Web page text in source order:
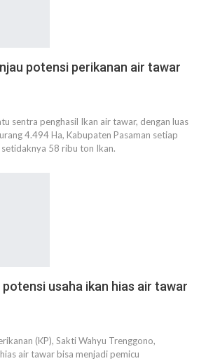
potensi perikanan air tawar
sentra penghasil Ikan air tawar, dengan luas
4.494 Ha, Kabupaten Pasaman setiap
58 ribu ton Ikan.
usaha ikan hias air tawar
(KP), Sakti Wahyu Trenggono,
air tawar bisa menjadi pemicu